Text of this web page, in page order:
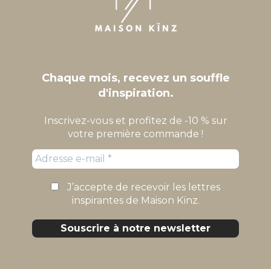
Chaque mois, recevez un souffle
d'inspiration.
Inscrivez-vous et profitez de -10 % sur
votre première commande !
J’accepte de recevoir les lettres
inspirantes de Maison Kïnz.